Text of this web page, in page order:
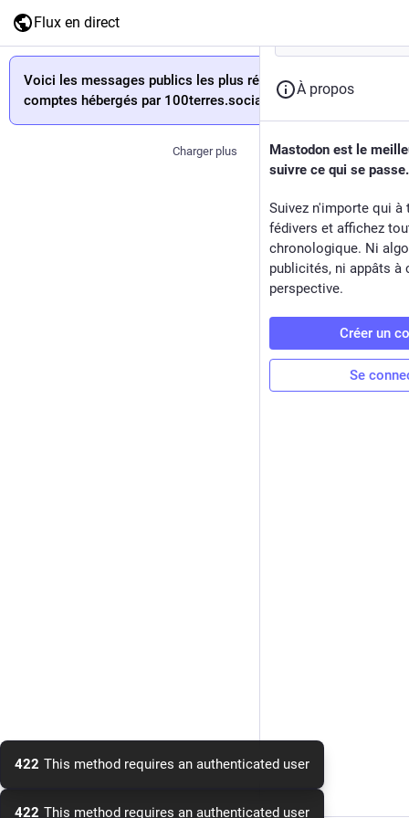
Flux en direct
Voici les messages publics les plus récents des
comptes hébergés par 100terres.social.
Charger plus
À propos
Mastodon est le
suivre ce qui se passe.
Suivez n'importe qui à
fédivers et affichez
chronologique. Ni
publicités, ni appâts à
perspective.
Créer un
Se
422 This method requires an authenticated user
422 This method requires an authenticated user